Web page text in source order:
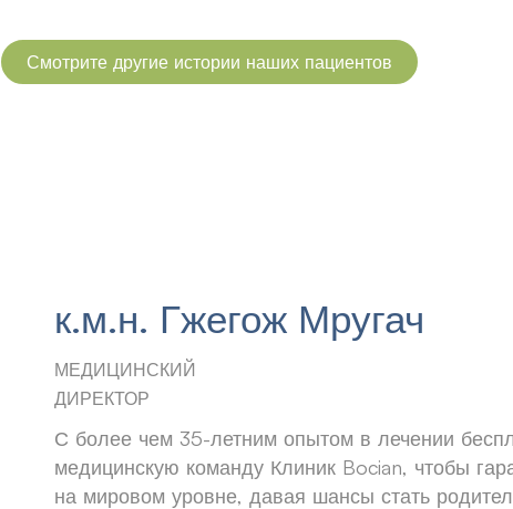
Смотрите другие истории наших пациентов
к.м.н. Гжегож Мругач
МЕДИЦИНСКИЙ
ДИРЕКТОР
С более чем 35-летним опытом в лечении
медицинскую команду Клиник Bocian, чтобы
на мировом уровне, давая шансы стать